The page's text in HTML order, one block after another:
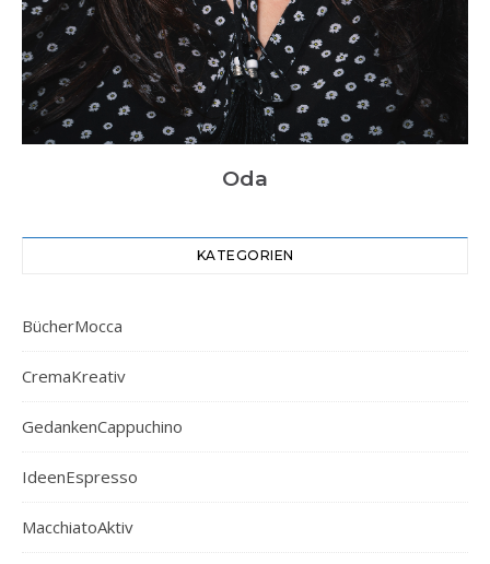
Oda
KATEGORIEN
BücherMocca
CremaKreativ
GedankenCappuchino
IdeenEspresso
MacchiatoAktiv